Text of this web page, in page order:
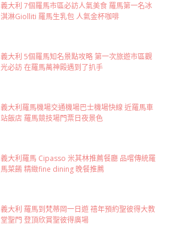
義大利 7個羅馬市區必訪人氣美食 羅馬第一名冰
淇淋Giolliti 羅馬生乳包 人氣金杯咖啡
義大利 5個羅馬知名景點攻略 第一次旅遊市區觀
光必訪 在羅馬萬神殿遇到了扒手
義大利羅馬機場交通機場巴士機場快線 近羅馬車
站飯店 羅馬競技場門票日夜景色
義大利羅馬 Cipasso 米其林推薦餐廳 品嚐傳統羅
馬菜餚 精緻fine dining 晚餐推薦
義大利 羅馬到梵蒂岡一日遊 禧年預約聖彼得大教
堂聖門 登頂欣賞聖彼得廣場